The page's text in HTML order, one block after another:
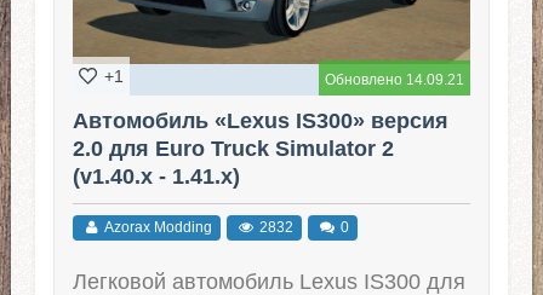
Обновлено 14.09.21
+1
Автомобиль «Lexus IS300» версия
2.0 для Euro Truck Simulator 2
(v1.40.x - 1.41.x)
Azorax Modding 2832 0
Легковой автомобиль Lexus IS300 для